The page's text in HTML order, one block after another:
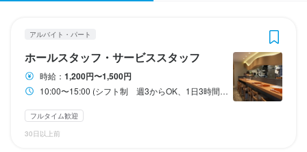
ヘルプ・お問い合わせフォーム
掲載をご検討の店舗様へ
食べログ求人PRESS
プライバシーポリシー
アルバイト・パート
ホールスタッフ・サービススタッフ
時給： 1,200円〜1,500円
10:00〜15:00 (シフト制 週3からOK、1日3時間勤務からOK) 17:00〜22:00 (シフト制 週3からOK、1日3時間勤務からOK) 18:00〜21:00など3時間の勤務も可能です。 週末歓迎 時間帯のご相談下さい。
フルタイム歓迎
30日以上前
ホールスタッフ・サービススタッフ
ホールスタッフ・サービススタッフ
調理師・調理スタッフ
調理師・調理スタッフ